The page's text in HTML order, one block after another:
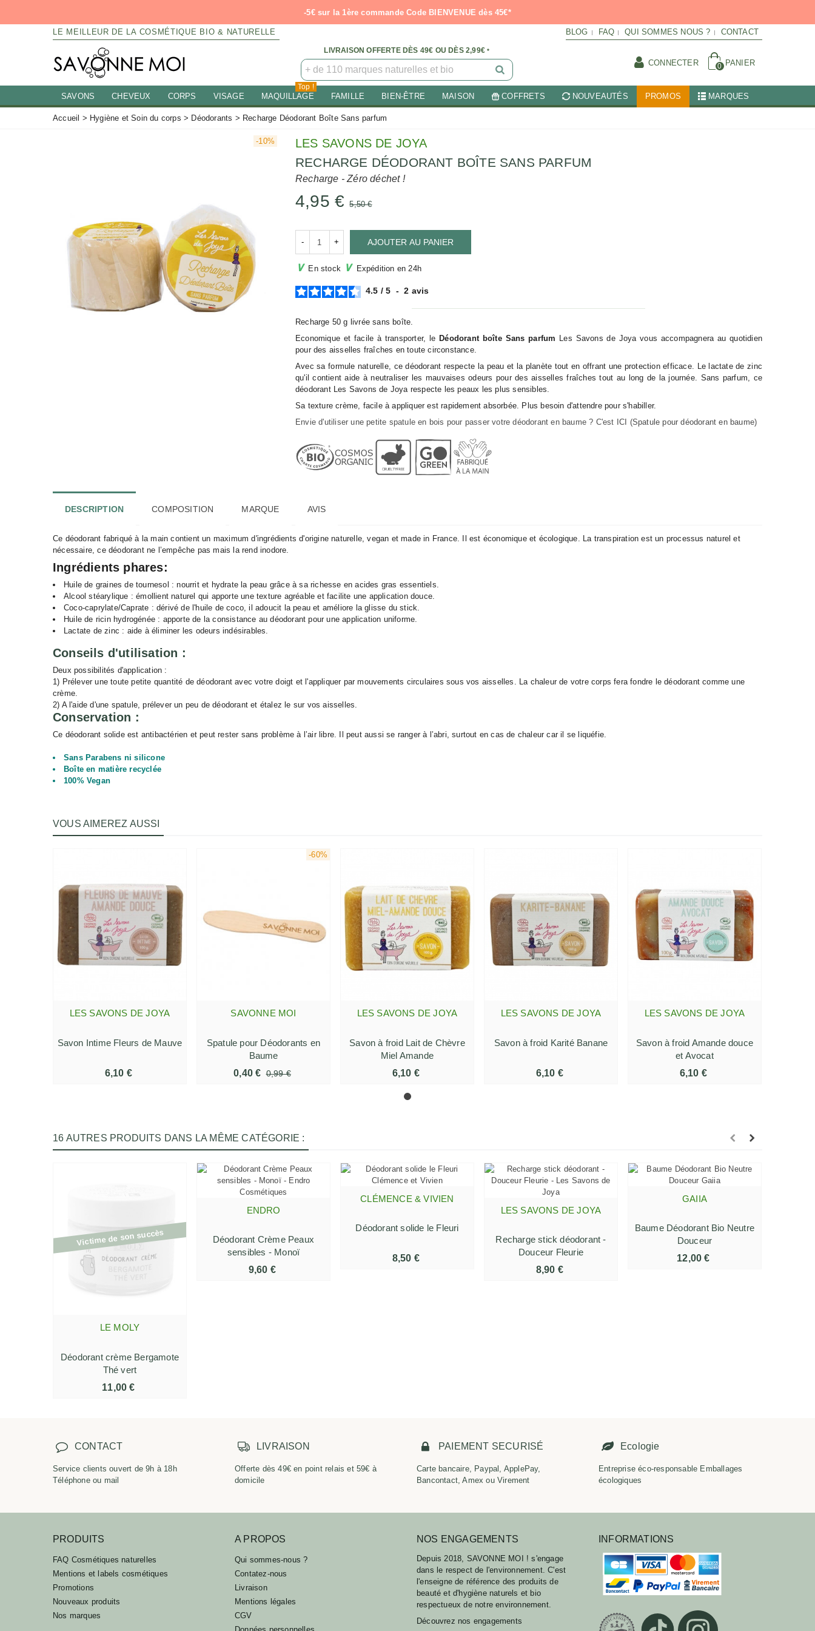
-5€ sur la 1ère commande Code BIENVENUE dès 45€*
LE MEILLEUR DE LA COSMÉTIQUE BIO & NATURELLE BLOG FAQ QUI SOMMES NOUS ? CONTACT
LIVRAISON OFFERTE DÈS 49€ OU DÈS 2,99€ *
CONNECTER 0 PANIER
SAVONS CHEVEUX CORPS VISAGE MAQUILLAGE
Top !
FAMILLE BIEN-ÊTRE MAISON COFFRETS NOUVEAUTÉS PROMOS MARQUES
Accueil > Hygiène et Soin du corps > Déodorants > Recharge Déodorant Boîte Sans parfum
-10% LES SAVONS DE JOYA
RECHARGE DÉODORANT BOÎTE SANS PARFUM
Recharge - Zéro déchet !
4,95 € 5,50 €
- + AJOUTER AU PANIER
∨ En stock ∨ Expédition en 24h
4.5 / 5 - 2 avis
Recharge 50 g livrée sans boîte.
Economique et facile à transporter, le Déodorant boîte Sans parfum Les Savons de Joya vous accompagnera au quotidien
pour des aisselles fraîches en toute circonstance.
Avec sa formule naturelle, ce déodorant respecte la peau et la planète tout en offrant une protection efficace. Le lactate de zinc
qu'il contient aide à neutraliser les mauvaises odeurs pour des aisselles fraîches tout au long de la journée. Sans parfum, ce
déodorant Les Savons de Joya respecte les peaux les plus sensibles.
Sa texture crème, facile à appliquer est rapidement absorbée. Plus besoin d'attendre pour s'habiller.
Envie d'utiliser une petite spatule en bois pour passer votre déodorant en baume ? C'est ICI (Spatule pour déodorant en baume)
DESCRIPTION COMPOSITION MARQUE AVIS
Ce déodorant fabriqué à la main contient un maximum d'ingrédients d'origine naturelle, vegan et made in France. Il est économique et écologique. La transpiration est un processus naturel et
nécessaire, ce déodorant ne l’empêche pas mais la rend inodore.
Ingrédients phares:
Huile de graines de tournesol : nourrit et hydrate la peau grâce à sa richesse en acides gras essentiels.
Alcool stéarylique : émollient naturel qui apporte une texture agréable et facilite une application douce.
Coco-caprylate/Caprate : dérivé de l'huile de coco, il adoucit la peau et améliore la glisse du stick.
Huile de ricin hydrogénée : apporte de la consistance au déodorant pour une application uniforme.
Lactate de zinc : aide à éliminer les odeurs indésirables.
Conseils d'utilisation :
Deux possibilités d'application :
1) Prélever une toute petite quantité de déodorant avec votre doigt et l'appliquer par mouvements circulaires sous vos aisselles. La chaleur de votre corps fera fondre le déodorant comme une
crème.
2) A l'aide d'une spatule, prélever un peu de déodorant et étalez le sur vos aisselles.
Conservation :
Ce déodorant solide est antibactérien et peut rester sans problème à l’air libre. Il peut aussi se ranger à l’abri, surtout en cas de chaleur car il se liquéfie.
Sans Parabens ni silicone
Boîte en matière recyclée
100% Vegan
VOUS AIMEREZ AUSSI
AJOUTER AU PANIER
LES SAVONS DE JOYA
Savon Intime Fleurs de Mauve
6,10 €
-60%
AJOUTER AU PANIER
SAVONNE MOI
Spatule pour Déodorants en
Baume
0,40 € 0,99 €
AJOUTER AU PANIER
LES SAVONS DE JOYA
Savon à froid Lait de Chèvre
Miel Amande
6,10 €
AJOUTER AU PANIER
LES SAVONS DE JOYA
Savon à froid Karité Banane
6,10 €
AJOUTER AU PANIER
LES SAVONS DE JOYA
Savon à froid Amande douce
et Avocat
6,10 €
16 AUTRES PRODUITS DANS LA MÊME CATÉGORIE :
Victime de son succès
AFFICHER PLUS
LE MOLY
Déodorant crème Bergamote
Thé vert
11,00 €
AJOUTER AU PANIER
ENDRO
Déodorant Crème Peaux
sensibles - Monoï
9,60 €
AJOUTER AU PANIER
CLÉMENCE & VIVIEN
Déodorant solide le Fleuri
8,50 €
AJOUTER AU PANIER
LES SAVONS DE JOYA
Recharge stick déodorant -
Douceur Fleurie
8,90 €
AJOUTER AU PANIER
GAIIA
Baume Déodorant Bio Neutre
Douceur
12,00 €
CONTACT
Service clients ouvert de 9h à 18h
Téléphone ou mail
LIVRAISON
Offerte dès 49€ en point relais et 59€ à
domicile
PAIEMENT SECURISÉ
Carte bancaire, Paypal, ApplePay,
Bancontact, Amex ou Virement
Ecologie
Entreprise éco-responsable Emballages
écologiques
PRODUITS
FAQ Cosmétiques naturelles
Mentions et labels cosmétiques
Promotions
Nouveaux produits
Nos marques
A PROPOS
Qui sommes-nous ?
Contatez-nous
Livraison
Mentions légales
CGV
NOS ENGAGEMENTS
Depuis 2018, SAVONNE MOI ! s'engage
dans le respect de l'environnement. C'est
l'enseigne de référence des produits de
beauté et d'hygiène naturels et bio
respectueux de notre environnement.
Découvrez nos engagements
INFORMATIONS